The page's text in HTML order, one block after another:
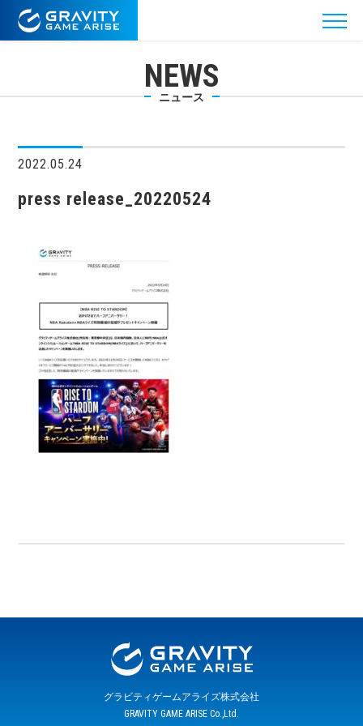
NEWS
ニュース
2022.05.24
press release_20220524
グラビティゲームアライズ株式会社
GRAVITY GAME ARISE Co.,Ltd.